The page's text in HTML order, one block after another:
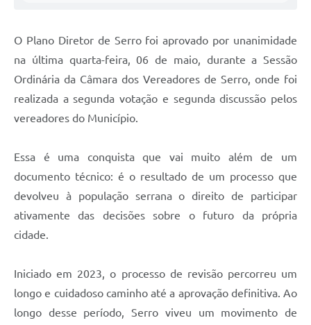
Arquivos para Download
SIC
Jornal
Links
Audiências Públicas
Diário Oficial
O Plano Diretor de Serro foi aprovado por unanimidade
na última quarta-feira, 06 de maio, durante a Sessão
Ordinária da Câmara dos Vereadores de Serro, onde foi
realizada a segunda votação e segunda discussão pelos
vereadores do Município.
Essa é uma conquista que vai muito além de um
documento técnico: é o resultado de um processo que
devolveu à população serrana o direito de participar
ativamente das decisões sobre o futuro da própria
cidade.
Iniciado em 2023, o processo de revisão percorreu um
longo e cuidadoso caminho até a aprovação definitiva. Ao
longo desse período, Serro viveu um movimento de